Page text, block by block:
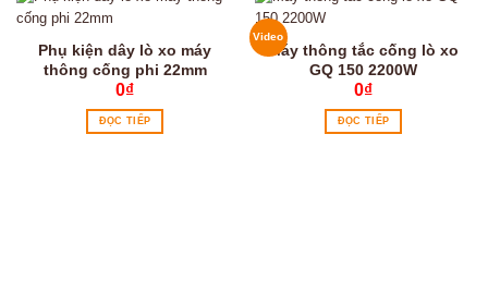
Phụ kiện dây lò xo máy
thông cống phi 22mm
0₫
ĐỌC TIẾP
Video
Máy thông tắc cống lò xo
GQ 150 2200W
0₫
ĐỌC TIẾP